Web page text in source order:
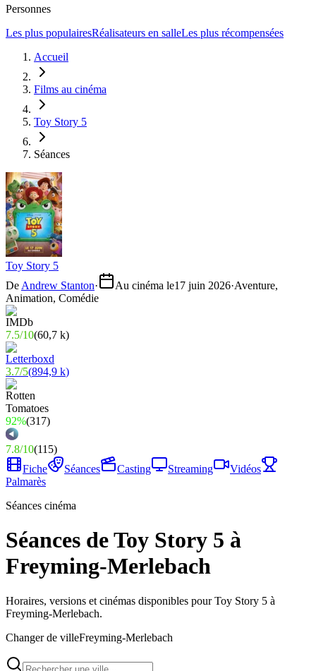
Personnes
Les plus populairesRéalisateurs en salleLes plus récompensées
Accueil
Films au cinéma
Toy Story 5
Séances
Toy Story 5
De Andrew Stanton· Au cinéma le17 juin 2026·Aventure,
Animation, Comédie
7.5/10(60,7 k)
3.7/5(894,9 k)
92%(317)
7.8/10(115)
Fiche
Séances Casting Streaming
Vidéos
Palmarès
Séances cinéma
Séances de Toy Story 5 à
Freyming-Merlebach
Horaires, versions et cinémas disponibles pour Toy Story 5 à
Freyming-Merlebach.
Changer de villeFreyming-Merlebach